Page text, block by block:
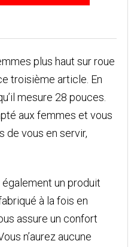
plus haut sur roue
troisième article. En
mesure 28 pouces.
aux femmes et vous
de vous en servir,
un produit
à la fois en
assure un confort
n’aurez aucune